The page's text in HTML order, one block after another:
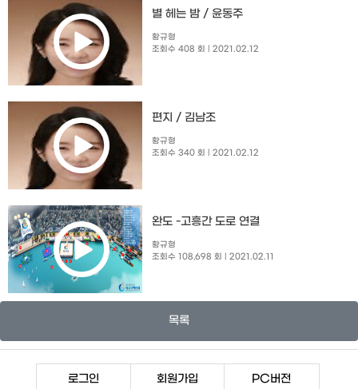
별 헤는 밤 / 윤동주
황규형
조회수 408 회
| 2021.02.12
편지 / 김남조
황규형
조회수 340 회
| 2021.02.12
완도 -고흥간 도로 연결
황규형
조회수 108,698 회
| 2021.02.11
목록
로그인 회원가입 PC버전